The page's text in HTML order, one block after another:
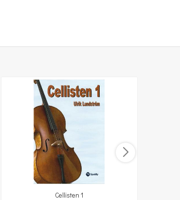
Cellisten 1